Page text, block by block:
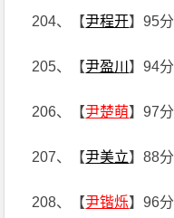
204、【尹程开】95分
205、【尹盈川 】94分
206、【尹楚萌】97分
207、【尹美立】88分
208、【尹锴烁】96分